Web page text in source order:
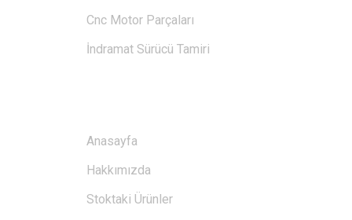
Cnc Motor Parçaları
İndramat Sürücü Tamiri
Anasayfa
Hakkımızda
Stoktaki Ürünler